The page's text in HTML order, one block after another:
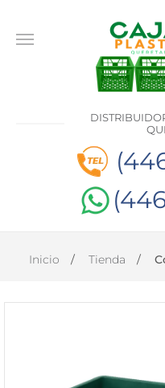
OFICIAL
(446)
1168-
Inicio Tienda